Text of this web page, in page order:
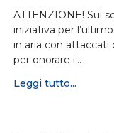
ATTENZIONE! Sui
iniziativa per
in aria con attaccati
per onorare i…
Leggi tutto...